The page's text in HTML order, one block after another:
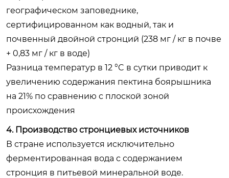
географическом заповеднике,
сертифицированном как водный, так и
почвенный двойной стронций (238 мг / кг в почве
+ 0,83 мг / кг в воде)
Разница температур в 12 °C в сутки приводит к
увеличению содержания пектина боярышника
на 21% по сравнению с плоской зоной
происхождения
4. Производство стронциевых источников
В стране используется исключительно
ферментированная вода с содержанием
стронция в питьевой минеральной воде.